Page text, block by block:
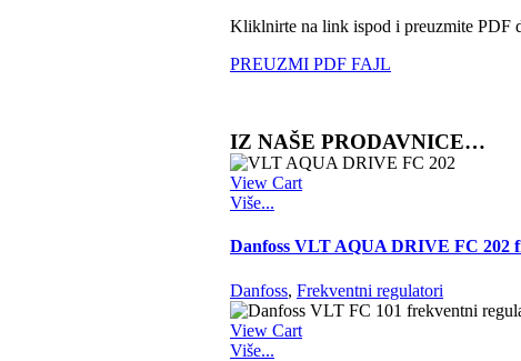
Kliklnirte na link ispod i preuzmite PDF
PREUZMI PDF FAJL
IZ NAŠE PRODAVNICE…
View Cart
Više...
Danfoss VLT AQUA DRIVE FC 202
Danfoss, Frekventni regulatori
View Cart
Više...